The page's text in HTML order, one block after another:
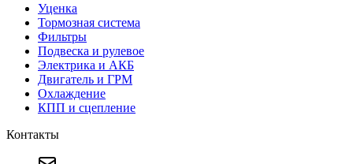
Уценка
Тормозная система
Фильтры
Подвеска и рулевое
Электрика и АКБ
Двигатель и ГРМ
Охлаждение
КПП и сцепление
Контакты